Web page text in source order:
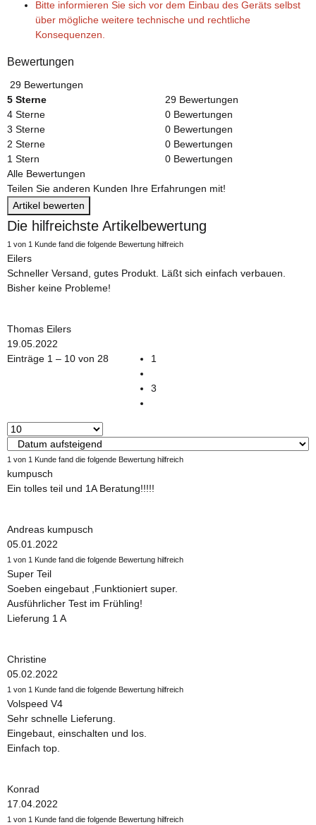
Bitte informieren Sie sich vor dem Einbau des Geräts selbst
über mögliche weitere technische und rechtliche
Konsequenzen.
Bewertungen
29 Bewertungen
5 Sterne
29 Bewertungen
4 Sterne
0 Bewertungen
3 Sterne
0 Bewertungen
2 Sterne
0 Bewertungen
1 Stern
0 Bewertungen
Alle Bewertungen
Teilen Sie anderen Kunden Ihre Erfahrungen mit!
Artikel bewerten
Die hilfreichste Artikelbewertung
1 von 1 Kunde fand die folgende Bewertung hilfreich
Eilers
Schneller Versand, gutes Produkt. Läßt sich einfach verbauen.
Bisher keine Probleme!
Thomas Eilers
19.05.2022
Einträge 1 – 10 von 28
1
3
1 von 1 Kunde fand die folgende Bewertung hilfreich
kumpusch
Ein tolles teil und 1A Beratung!!!!!
Andreas kumpusch
05.01.2022
1 von 1 Kunde fand die folgende Bewertung hilfreich
Super Teil
Soeben eingebaut ,Funktioniert super.
Ausführlicher Test im Frühling!
Lieferung 1 A
Christine
05.02.2022
1 von 1 Kunde fand die folgende Bewertung hilfreich
Volspeed V4
Sehr schnelle Lieferung.
Eingebaut, einschalten und los.
Einfach top.
Konrad
17.04.2022
1 von 1 Kunde fand die folgende Bewertung hilfreich